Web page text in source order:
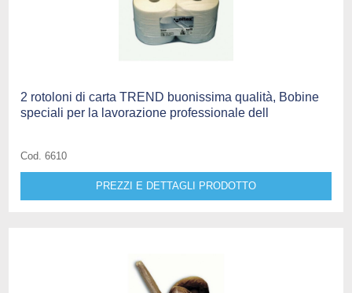
2 rotoloni di carta TREND buonissima qualità, Bobine
speciali per la lavorazione professionale dell
Cod. 6610
PREZZI E DETTAGLI PRODOTTO